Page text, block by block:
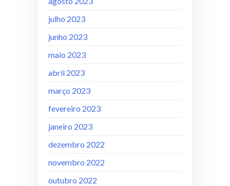
julho 2023
junho 2023
maio 2023
abril 2023
março 2023
fevereiro 2023
janeiro 2023
dezembro 2022
novembro 2022
outubro 2022